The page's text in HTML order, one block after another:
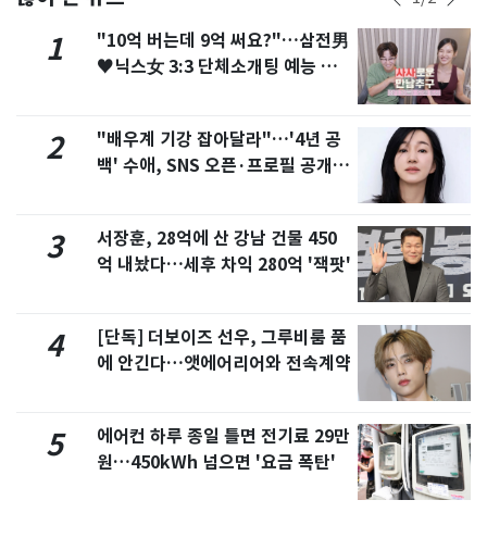
1
"10억 버는데 9억 써요?"…삼전男
♥닉스女 3:3 단체소개팅 예능 화
2
"배우계 기강 잡아달라"…'4년 공
백' 수애, SNS 오픈·프로필 공개
3
서장훈, 28억에 산 강남 건물 450
억 내놨다…세후 차익 280억 '잭팟'
4
[단독] 더보이즈 선우, 그루비룸 품
에 안긴다…앳에어리어와 전속계약
5
에어컨 하루 종일 틀면 전기료 29만
원…450kWh 넘으면 '요금 폭탄'